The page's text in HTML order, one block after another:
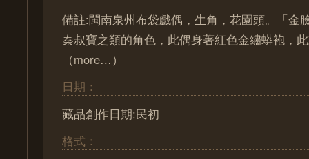
備註:閩南泉州布袋戲偶，生角，花園頭。「金
秦叔寶之類的角色，此偶身著紅色金繡蟒袍，
（more…）
日期：
藏品創作日期:民初
格式：